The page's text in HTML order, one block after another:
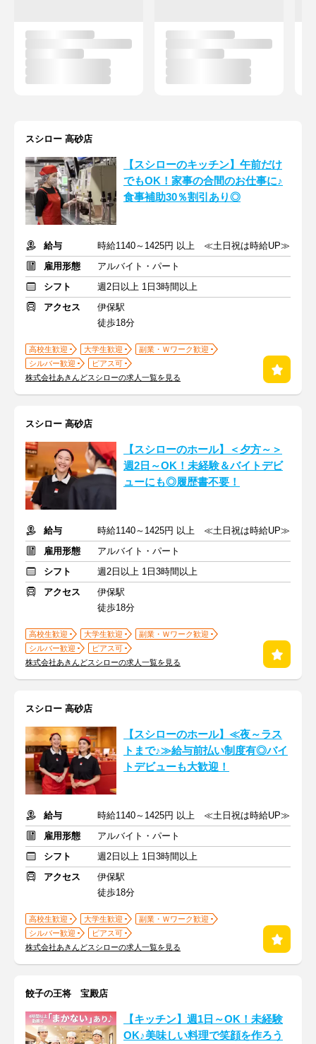
スシロー 高砂店
【スシローのキッチン】午前だけ
でもOK！家事の合間のお仕事に♪
食事補助30％割引あり◎
給与
時給1140～1425円 以上 ≪土日祝は時給UP≫
雇用形態
アルバイト・パート
シフト
週2日以上 1日3時間以上
アクセス
伊保駅
徒歩18分
高校生歓迎 大学生歓迎
副業・Ｗワーク歓迎
シルバー歓迎
ピアス可
株式会社あきんどスシローの求人一覧を見る
スシロー 高砂店
【スシローのホール】＜夕方～＞
週2日～OK！未経験＆バイトデビ
ューにも◎履歴書不要！
給与
時給1140～1425円 以上 ≪土日祝は時給UP≫
雇用形態
アルバイト・パート
シフト
週2日以上 1日3時間以上
アクセス
伊保駅
徒歩18分
高校生歓迎 大学生歓迎
副業・Ｗワーク歓迎
シルバー歓迎
ピアス可
株式会社あきんどスシローの求人一覧を見る
スシロー 高砂店
【スシローのホール】≪夜～ラス
トまで♪≫給与前払い制度有◎バイ
トデビューも大歓迎！
給与
時給1140～1425円 以上 ≪土日祝は時給UP≫
雇用形態
アルバイト・パート
シフト
週2日以上 1日3時間以上
アクセス
伊保駅
徒歩18分
高校生歓迎 大学生歓迎
副業・Ｗワーク歓迎
シルバー歓迎
ピアス可
株式会社あきんどスシローの求人一覧を見る
餃子の王将 宝殿店
【キッチン】週1日～OK！未経験
OK♪美味しい料理で笑顔を作ろう